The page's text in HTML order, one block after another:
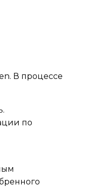
В процессе
по